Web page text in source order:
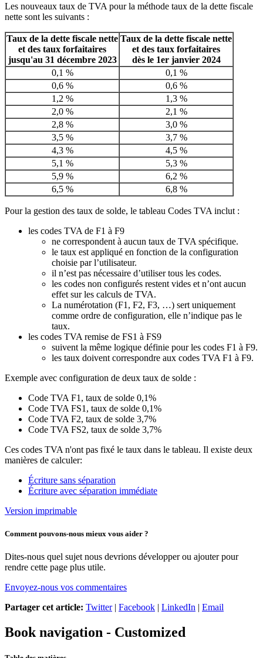
Les nouveaux taux de TVA pour la méthode taux de la dette fiscale
nette sont les suivants :
Taux de la dette fiscale nette
et des taux forfaitaires
jusqu'au 31 décembre 2023
Taux de la dette fiscale nette
et des taux forfaitaires
dès le 1er janvier 2024
0,1 %
0,1 %
0,6 %
0,6 %
1,2 %
1,3 %
2,0 %
2,1 %
2,8 %
3,0 %
3,5 %
3,7 %
4,3 %
4,5 %
5,1 %
5,3 %
5,9 %
6,2 %
6,5 %
6,8 %
Pour la gestion des taux de solde, le tableau Codes TVA inclut :
les codes TVA de F1 à F9
ne correspondent à aucun taux de TVA spécifique.
le taux est appliqué en fonction de la configuration
choisie par l’utilisateur.
il n’est pas nécessaire d’utiliser tous les codes.
les codes non configurés restent vides et n’ont aucun
effet sur les calculs de TVA.
La numérotation (F1, F2, F3, …) sert uniquement
comme ordre de configuration, elle n’indique pas le
taux.
les codes TVA remise de FS1 à FS9
suivent la même logique définie pour les codes F1 à F9.
les taux doivent correspondre aux codes TVA F1 à F9.
Exemple avec configuration de deux taux de solde :
Code TVA F1, taux de solde 0,1%
Code TVA FS1, taux de solde 0,1%
Code TVA F2, taux de solde 3,7%
Code TVA FS2, taux de solde 3,7%
Ces codes TVA n'ont pas fixé le taux dans le tableau. Il existe deux
manières de calculer:
Écriture sans séparation
Écriture avec séparation immédiate
Version imprimable
Comment pouvons-nous mieux vous aider ?
Dites-nous quel sujet nous devrions développer ou ajouter pour
rendre cette page plus utile.
Envoyez-nous vos commentaires
Partager cet article: Twitter| Facebook | LinkedIn | Email
Book navigation - Customized